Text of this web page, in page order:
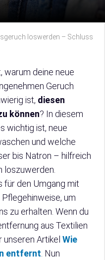
loswerden – Schluss
warum deine neue
Geruch
ist, diesen
können? In diesem
wichtig ist, neue
und welche
bis Natron – hilfreich
loszuwerden.
für den Umgang mit
um
zu erhalten. Wenn du
aus Textilien
Artikel Wie
entfernt . Nun